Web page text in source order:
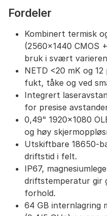
Fordeler
Kombinert termisk
(2560×1440 CMOS
bruk i svært
NETD <20 mK og
fukt, tåke og ved
Integrert
for presise
0,49" 1920×1080
og høy
Utskiftbare 18650-
driftstid i felt.
IP67,
driftstemperatur gir
forhold.
64 GB internlagring